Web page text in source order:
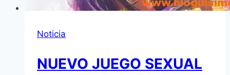
Noticia
NUEVO JUEGO SEXUAL